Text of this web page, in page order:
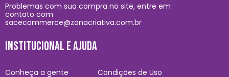
Problemas com sua compra no site, entre em
contato com
sacecommerce@zonacriativa.com.br
INSTITUCIONAL E AJUDA
Conheça a gente Condições de Uso